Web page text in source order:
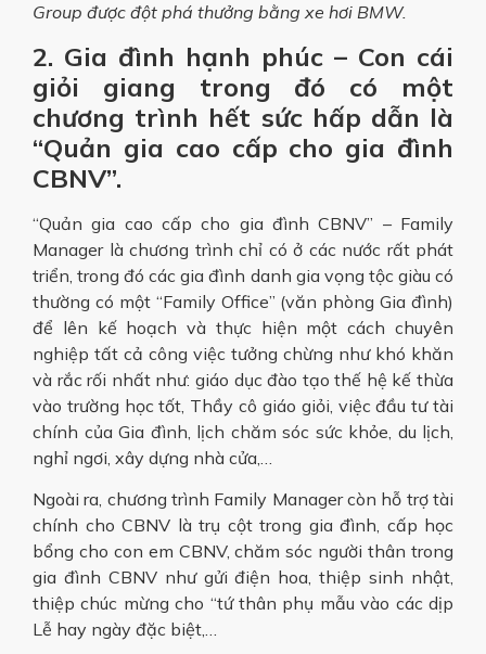
Group được đột phá thưởng bằng xe hơi BMW.
2. Gia đình hạnh phúc – Con cái
giỏi giang trong đó có một
chương trình hết sức hấp dẫn là
“Quản gia cao cấp cho gia đình
CBNV”.
“Quản gia cao cấp cho gia đình CBNV” – Family
Manager là chương trình chỉ có ở các nước rất phát
triển, trong đó các gia đình danh gia vọng tộc giàu có
thường có một “Family Office” (văn phòng Gia đình)
để lên kế hoạch và thực hiện một cách chuyên
nghiệp tất cả công việc tưởng chừng như khó khăn
và rắc rối nhất như: giáo dục đào tạo thế hệ kế thừa
vào trường học tốt, Thầy cô giáo giỏi, việc đầu tư tài
chính của Gia đình, lịch chăm sóc sức khỏe, du lịch,
nghỉ ngơi, xây dựng nhà cửa,…
Ngoài ra, chương trình Family Manager còn hỗ trợ tài
chính cho CBNV là trụ cột trong gia đình, cấp học
bổng cho con em CBNV, chăm sóc người thân trong
gia đình CBNV như gửi điện hoa, thiệp sinh nhật,
thiệp chúc mừng cho “tứ thân phụ mẫu vào các dịp
Lễ hay ngày đặc biệt,…